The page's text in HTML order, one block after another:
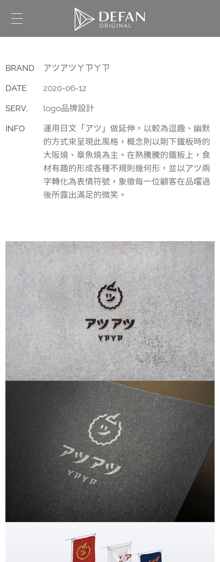
BRAND アツアツㄚㄗㄚㄗ
DATE 2020-06-12
SERV. logo品牌設計
INFO
運用日文「アツ」做延伸，以較為逗趣、幽默
的方式來呈現此風格，概念則以剛下鐵板時的
大阪燒、章魚燒為主。在熱騰騰的鐵板上，食
材有趣的形成各種不規則幾何形，並以アツ兩
字轉化為表情符號，象徵每一位顧客在品嚐過
後所露出滿足的微笑。